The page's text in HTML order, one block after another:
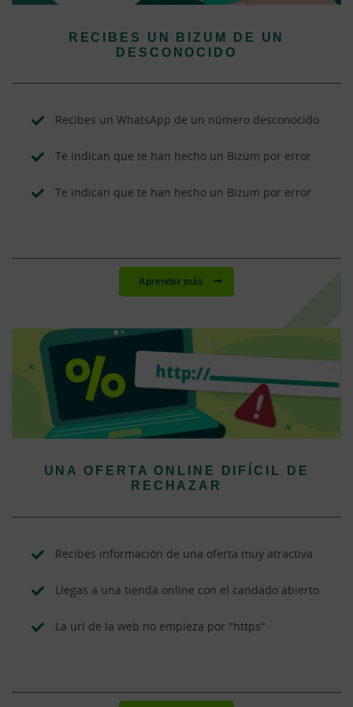
RECIBES UN BIZUM DE UN
DESCONOCIDO
Recibes un WhatsApp de un número desconocido
Te indican que te han hecho un Bizum por error
Te indican que te han hecho un Bizum por error
Aprender más
UNA OFERTA ONLINE DIFÍCIL DE
RECHAZAR
Recibes información de una oferta muy atractiva
Llegas a una tienda online con el candado abierto
La url de la web no empieza por "https"